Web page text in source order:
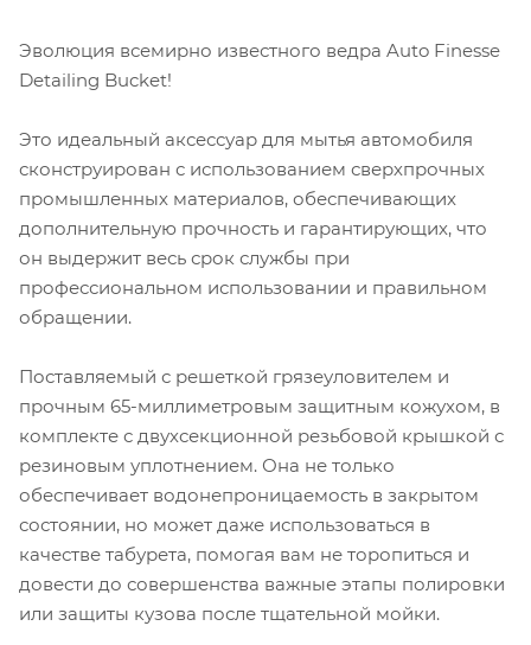
Эволюция всемирно известного ведра Auto Finesse
Detailing Bucket!
Это идеальный аксессуар для мытья автомобиля
сконструирован с использованием сверхпрочных
промышленных материалов, обеспечивающих
дополнительную прочность и гарантирующих, что
он выдержит весь срок службы при
профессиональном использовании и правильном
обращении.
Поставляемый с решеткой грязеуловителем и
прочным 65-миллиметровым защитным кожухом, в
комплекте с двухсекционной резьбовой крышкой с
резиновым уплотнением. Она не только
обеспечивает водонепроницаемость в закрытом
состоянии, но может даже использоваться в
качестве табурета, помогая вам не торопиться и
довести до совершенства важные этапы полировки
или защиты кузова после тщательной мойки.